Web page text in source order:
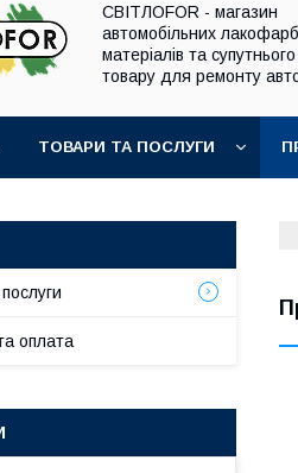
СВІТЛОFOR - магазин
автомобільних
матеріалів та супутнього
товару для ремонту
ТОВАРИ ТА ПОСЛУГИ
оплата